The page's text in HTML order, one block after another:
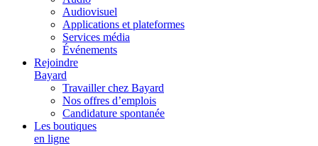
Audiovisuel
Applications et plateformes
Services média
Événements
Rejoindre
Bayard
Travailler chez Bayard
Nos offres d’emplois
Candidature spontanée
Les boutiques
en ligne